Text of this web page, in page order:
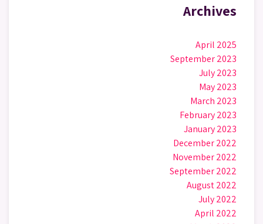
Archives
April 2025
September 2023
July 2023
May 2023
March 2023
February 2023
January 2023
December 2022
November 2022
September 2022
August 2022
July 2022
April 2022